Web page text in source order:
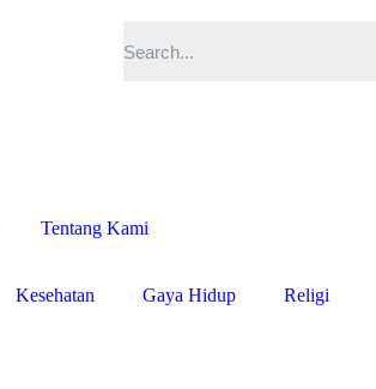
Tentang Kami
Kesehatan Gaya Hidup Religi